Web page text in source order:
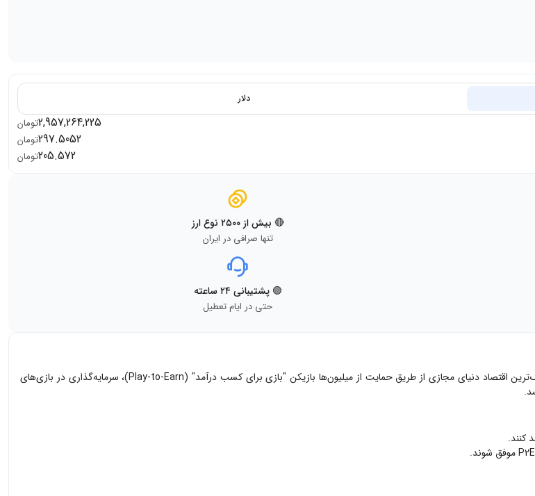
دلار
2,957,264,225تومان
297.5052تومان
205.572تومان
🔴 بیش از ۲۵۰۰ نوع ارز
تنها صرافی در ایران
🟢 پشتیبانی ۲۴ ساعته
حتی در ایام تعطیل
Good Games Guild یک هاب بازی است که هدف آن ایجاد بزرگ‌ترین اقتصاد دنیای مجازی از طریق حمایت از میلیون‌ها بازیکن "بازی برای کسب درآمد" (Play-to-Earn)، سرمایه‌گذاری در بازی‌های